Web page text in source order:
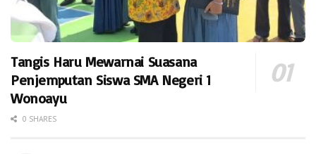
Tangis Haru Mewarnai Suasana
Penjemputan Siswa SMA Negeri 1
Wonoayu
0 SHARES